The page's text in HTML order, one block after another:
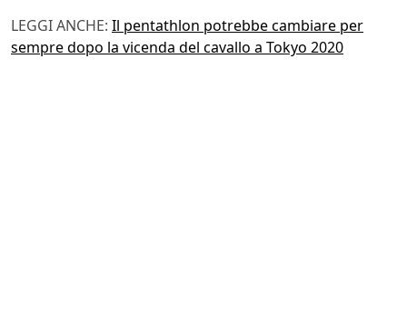
LEGGI ANCHE: Il pentathlon potrebbe cambiare per
sempre dopo la vicenda del cavallo a Tokyo 2020